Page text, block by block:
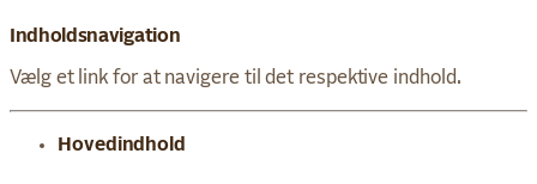
Indholdsnavigation
Vælg et link for at navigere til det respektive indhold.
gå til
Hovedindhold